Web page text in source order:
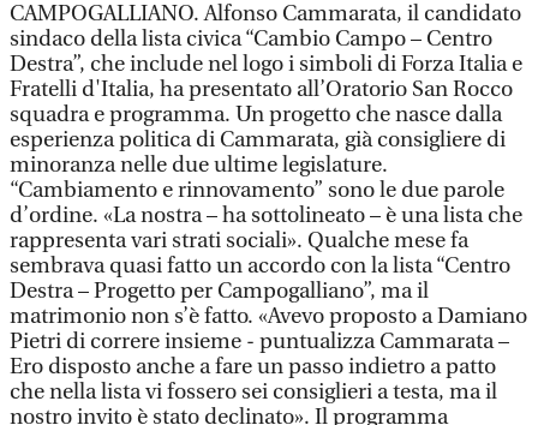
CAMPOGALLIANO. Alfonso Cammarata, il candidato
sindaco della lista civica “Cambio Campo – Centro
Destra”, che include nel logo i simboli di Forza Italia e
Fratelli d'Italia, ha presentato all’Oratorio San Rocco
squadra e programma. Un progetto che nasce dalla
esperienza politica di Cammarata, già consigliere di
minoranza nelle due ultime legislature.
“Cambiamento e rinnovamento” sono le due parole
d’ordine. «La nostra – ha sottolineato – è una lista che
rappresenta vari strati sociali». Qualche mese fa
sembrava quasi fatto un accordo con la lista “Centro
Destra – Progetto per Campogalliano”, ma il
matrimonio non s’è fatto. «Avevo proposto a Damiano
Pietri di correre insieme - puntualizza Cammarata –
Ero disposto anche a fare un passo indietro a patto
che nella lista vi fossero sei consiglieri a testa, ma il
nostro invito è stato declinato». Il programma